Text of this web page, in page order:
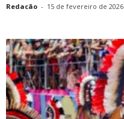
Redacão - 15 de fevereiro de 2026